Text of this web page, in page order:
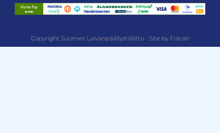
Copyright Suomen Laivanpäällystöliitto - Site by Folcan